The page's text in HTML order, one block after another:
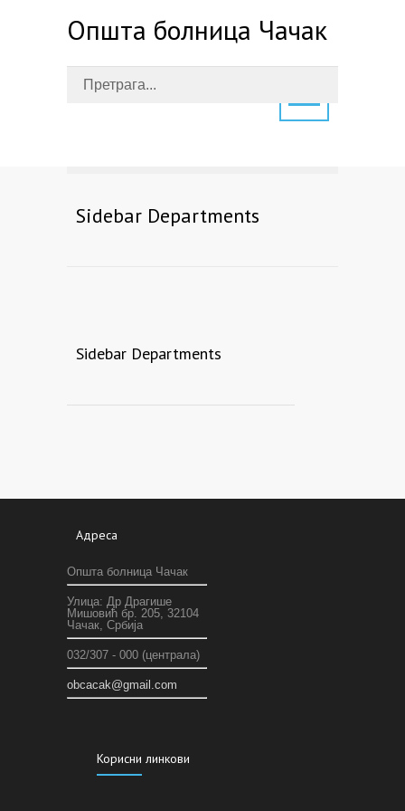
Општа болница Чачак
Sidebar Departments
Sidebar Departments
Адреса
Општа болница Чачак
Улица: Др Драгише
Мишовић бр. 205, 32104
Чачак, Србија
032/307 - 000 (централа)
оbcacak@gmail.com
Корисни линкови